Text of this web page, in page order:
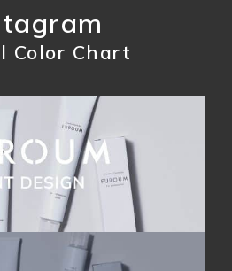
Color Chart